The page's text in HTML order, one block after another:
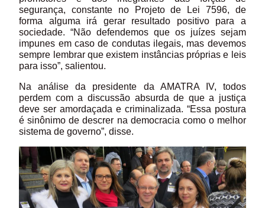
segurança, constante no Projeto de Lei 7596, de
forma alguma irá gerar resultado positivo para a
sociedade. “Não defendemos que os juízes sejam
impunes em caso de condutas ilegais, mas devemos
sempre lembrar que existem instâncias próprias e leis
para isso”, salientou.
Na análise da presidente da AMATRA IV, todos
perdem com a discussão absurda de que a justiça
deve ser amordaçada e criminalizada. “Essa postura
é sinônimo de descrer na democracia como o melhor
sistema de governo”, disse.